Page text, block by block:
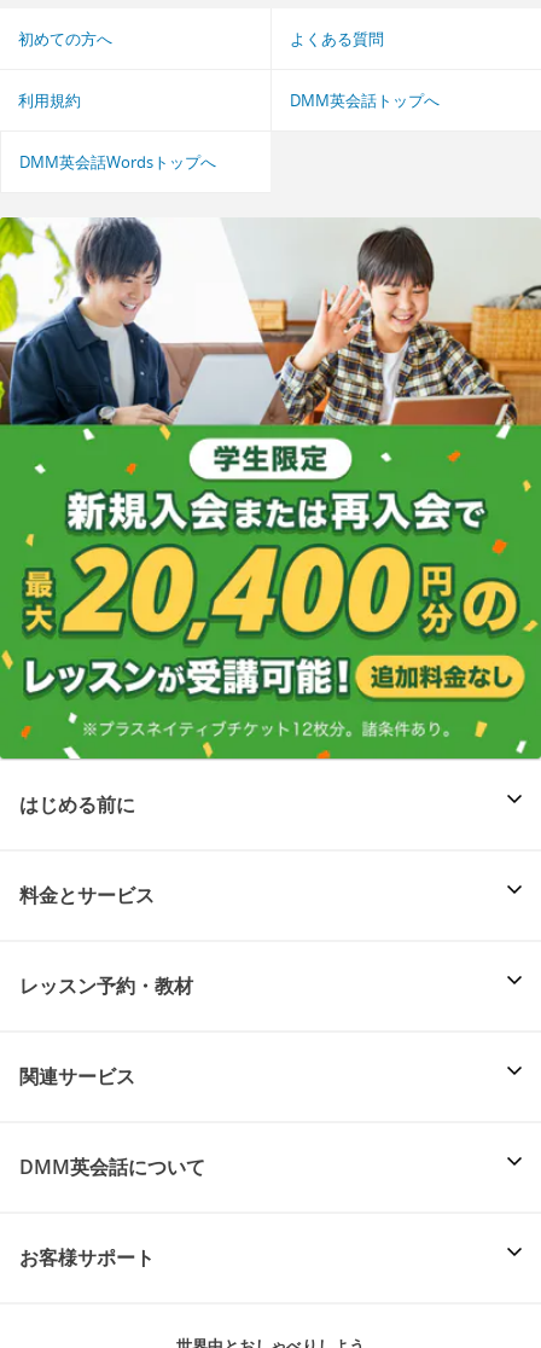
初めての方へ よくある質問
利用規約 DMM英会話トップへ
DMM英会話Wordsトップへ
はじめる前に
料金とサービス
レッスン予約・教材
関連サービス
DMM英会話について
お客様サポート